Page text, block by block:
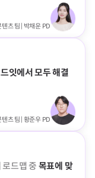
텐츠 팀 | 박채운 PD
잇에서 모두 해결
텐츠 팀 | 황준우 PD
드맵 중 목표에 맞